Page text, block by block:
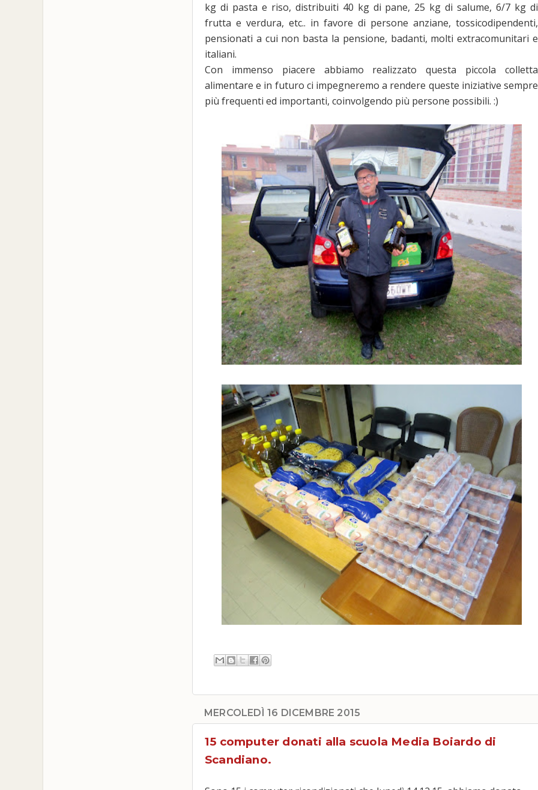
kg di pasta e riso, distribuiti 40 kg di pane, 25 kg di salume, 6/7 kg di
frutta e verdura, etc.. in favore di persone anziane, tossicodipendenti,
pensionati a cui non basta la pensione, badanti, molti extracomunitari e
italiani.
Con immenso piacere abbiamo realizzato questa piccola colletta
alimentare e in futuro ci impegneremo a rendere queste iniziative sempre
più frequenti ed importanti, coinvolgendo più persone possibili. :)
MERCOLEDÌ 16 DICEMBRE 2015
15 computer donati alla scuola Media Boiardo di
Scandiano.